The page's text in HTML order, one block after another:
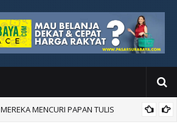
MEREKA MENCURI PAPAN TULIS